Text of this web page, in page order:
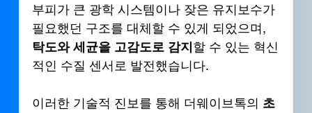
부피가 큰 광학 시스템이나 잦은 유지보수가
필요했던 구조를 대체할 수 있게 되었으며,
탁도와 세균을 고감도로 감지할 수 있는 혁신
적인 수질 센서로 발전했습니다.
이러한 기술적 진보를 통해 더웨이브톡의 초